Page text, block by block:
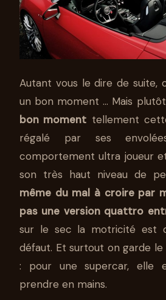
Autant vous le dire de suite,
un bon moment … Mais plutôt
bon moment tellement
régalé par ses
comportement ultra joueur
son très haut niveau de
même du mal à croire par
pas une version quattro
sur le sec la motricité est
défaut. Et surtout on garde le
: pour une supercar, elle
prendre en mains.